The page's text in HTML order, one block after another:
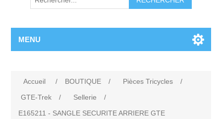
MENU
Accueil / BOUTIQUE / Pièces Tricycles
/
GTE-Trek
/ Sellerie
/
E165211 - SANGLE SECURITE ARRIERE GTE